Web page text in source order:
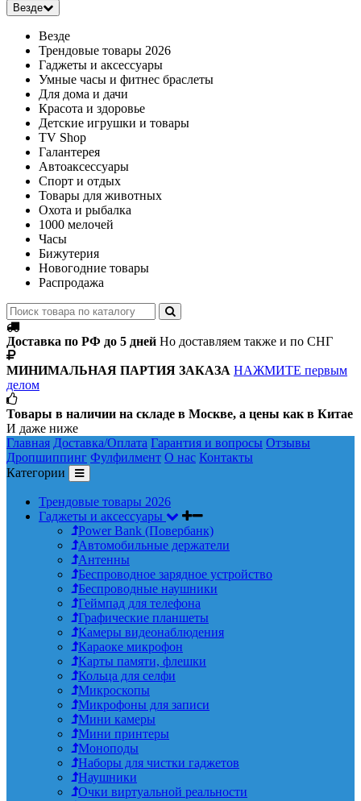
Везде
Везде
Трендовые товары 2026
Гаджеты и аксессуары
Умные часы и фитнес браслеты
Для дома и дачи
Красота и здоровье
Детские игрушки и товары
TV Shop
Галантерея
Автоаксессуары
Спорт и отдых
Товары для животных
Охота и рыбалка
1000 мелочей
Часы
Бижутерия
Новогодние товары
Распродажа
Доставка по РФ до 5 дней Но доставляем также и по СНГ
МИНИМАЛЬНАЯ ПАРТИЯ ЗАКАЗА НАЖМИТЕ первым
делом
Товары в наличии на складе в Москве, а цены как в Китае
И даже ниже
Главная Доставка/Оплата Гарантия и вопросы Отзывы
Дропшиппинг Фулфилмент О нас Контакты
Категории
Трендовые товары 2026
Гаджеты и аксессуары
Power Bank (Повербанк)
Автомобильные держатели
Антенны
Беспроводное зарядное устройство
Беспроводные наушники
Геймпад для телефона
Графические планшеты
Камеры видеонаблюдения
Караоке микрофон
Карты памяти, флешки
Кольца для селфи
Микроскопы
Микрофоны для записи
Мини камеры
Мини принтеры
Моноподы
Наборы для чистки гаджетов
Наушники
Очки виртуальной реальности